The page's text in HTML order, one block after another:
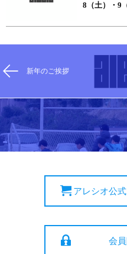
8（土）・9
新年のご挨拶
アレシオ公
会員